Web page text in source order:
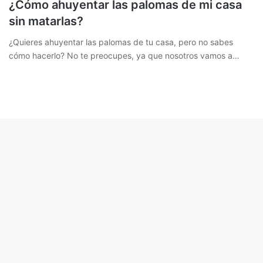
¿Cómo ahuyentar las palomas de mi casa
sin matarlas?
¿Quieres ahuyentar las palomas de tu casa, pero no sabes
cómo hacerlo? No te preocupes, ya que nosotros vamos a…